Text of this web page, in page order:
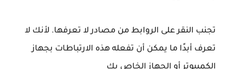
تجنب النقر على الروابط من مصادر لا تعرفها. لأنك لا
تعرف أبدًا ما يمكن أن تفعله هذه الارتباطات بجهاز
الكمبيوتر أو الجهاز الخاص بك